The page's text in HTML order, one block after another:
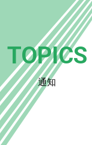
TOPICS
通知